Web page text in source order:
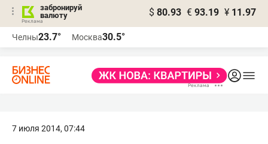
забронируй
валюту
$ 80.93 € 93.19 ¥ 11.97
Челны23.7° Москва30.5°
7 июля 2014, 07:44